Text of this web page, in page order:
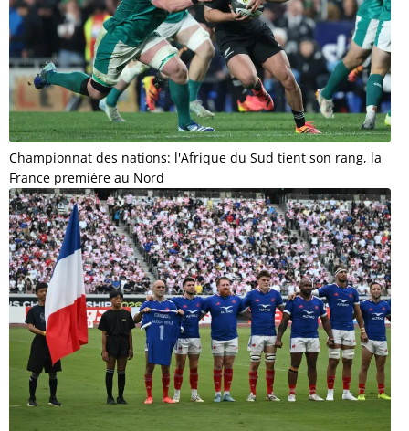
Championnat des nations: l'Afrique du Sud tient son rang, la
France première au Nord